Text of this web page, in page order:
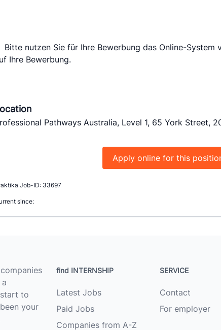
Ihre Bewerbung.
Pathways Australia, Level 1, 65 York Street,
Apply online for this
Job-ID: 33697
since:
to
your
find INTERNSHIP
Latest Jobs
Paid Jobs
Companies from A-Z
SERVICE
Contact
For employer